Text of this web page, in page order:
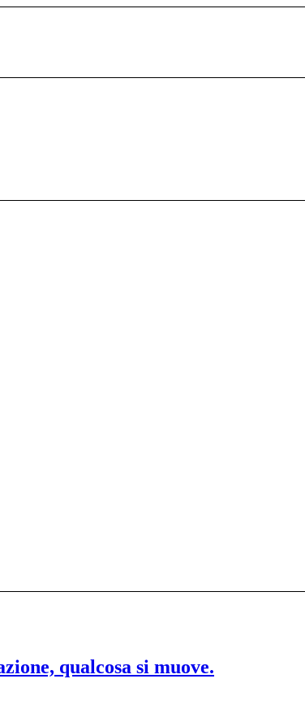
qualcosa si muove.